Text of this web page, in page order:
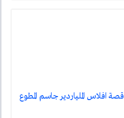
قصة افلاس الملياردير جاسم المطوع